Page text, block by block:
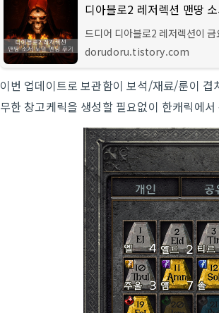
디아블로2 레저렉션 맨땅
드디어 디아블로2 레저렉션이
존의 베타와 일부 수정사항이 있
방식으로 깨시면 됩니다.
dorudoru.tistory.com
이번 업데이트로 보관함이 보석/재료/룬이
무한 창고케릭을 생성할 필요없이 한캐릭에